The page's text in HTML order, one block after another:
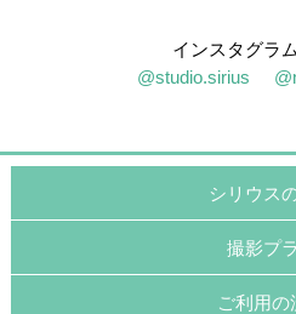
インスタグラ
@studio.sirius
シリウス
撮影プ
ご利用の